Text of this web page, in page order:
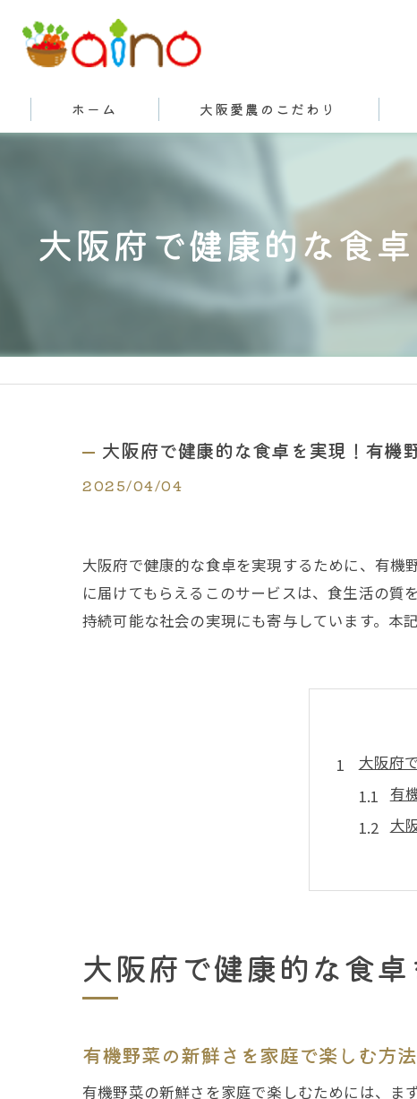
ホーム 大阪愛農のこだわり
有機栽培とは
大阪府で健康的な食
大阪府で健康的な食卓を実現！有機
2025/04/04
大阪府で健康的な食卓を実現するために、有機
に届けてもらえるこのサービスは、食生活の質
持続可能な社会の実現にも寄与しています。本
大阪府
有
大
地
環
有機野
新
大阪府で健康的な食
有機野菜の新鮮さを家庭で楽しむ方法
有機野菜の新鮮さを家庭で楽しむためには、ま